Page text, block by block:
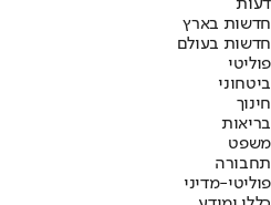
דעות
חדשות בארץ
חדשות בעולם
פוליטי
ביטחוני
חינוך
בריאות
משפט
תחבורה
פוליטי-מדיני